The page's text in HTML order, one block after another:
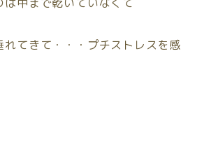
れてきて・・・プチストレスを感